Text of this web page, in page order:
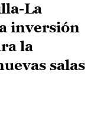
La
inversión
la
salas